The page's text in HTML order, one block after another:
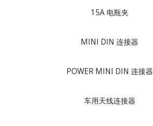
15A 电瓶夹
MINI DIN 连接器
POWER MINI DIN 连接器
车用天线连接器